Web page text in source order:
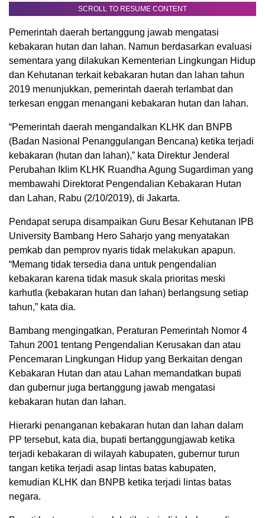
SCROLL TO RESUME CONTENT
Pemerintah daerah bertanggung jawab mengatasi
kebakaran hutan dan lahan. Namun berdasarkan evaluasi
sementara yang dilakukan Kementerian Lingkungan Hidup
dan Kehutanan terkait kebakaran hutan dan lahan tahun
2019 menunjukkan, pemerintah daerah terlambat dan
terkesan enggan menangani kebakaran hutan dan lahan.
“Pemerintah daerah mengandalkan KLHK dan BNPB
(Badan Nasional Penanggulangan Bencana) ketika terjadi
kebakaran (hutan dan lahan),” kata Direktur Jenderal
Perubahan Iklim KLHK Ruandha Agung Sugardiman yang
membawahi Direktorat Pengendalian Kebakaran Hutan
dan Lahan, Rabu (2/10/2019), di Jakarta.
Pendapat serupa disampaikan Guru Besar Kehutanan IPB
University Bambang Hero Saharjo yang menyatakan
pemkab dan pemprov nyaris tidak melakukan apapun.
“Memang tidak tersedia dana untuk pengendalian
kebakaran karena tidak masuk skala prioritas meski
karhutla (kebakaran hutan dan lahan) berlangsung setiap
tahun,” kata dia.
Bambang mengingatkan, Peraturan Pemerintah Nomor 4
Tahun 2001 tentang Pengendalian Kerusakan dan atau
Pencemaran Lingkungan Hidup yang Berkaitan dengan
Kebakaran Hutan dan atau Lahan memandatkan bupati
dan gubernur juga bertanggung jawab mengatasi
kebakaran hutan dan lahan.
Hierarki penanganan kebakaran hutan dan lahan dalam
PP tersebut, kata dia, bupati bertanggungjawab ketika
terjadi kebakaran di wilayah kabupaten, gubernur turun
tangan ketika terjadi asap lintas batas kabupaten,
kemudian KLHK dan BNPB ketika terjadi lintas batas
negara.